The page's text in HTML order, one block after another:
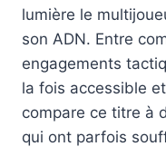
lumière le
son ADN. Entre
engagements
la fois accessible
compare ce titre à
qui ont parfois